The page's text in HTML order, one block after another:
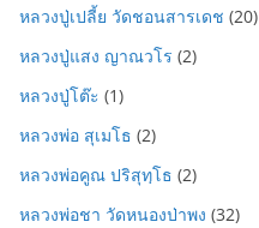
หลวงปู่เปลี้ย วัดชอนสารเดช (20)
หลวงปู่แสง ญาณวโร (2)
หลวงปู่โต๊ะ (1)
หลวงพ่อ สุเมโธ (2)
หลวงพ่อคูณ ปริสุทฺโธ (2)
หลวงพ่อชา วัดหนองป่าพง (32)